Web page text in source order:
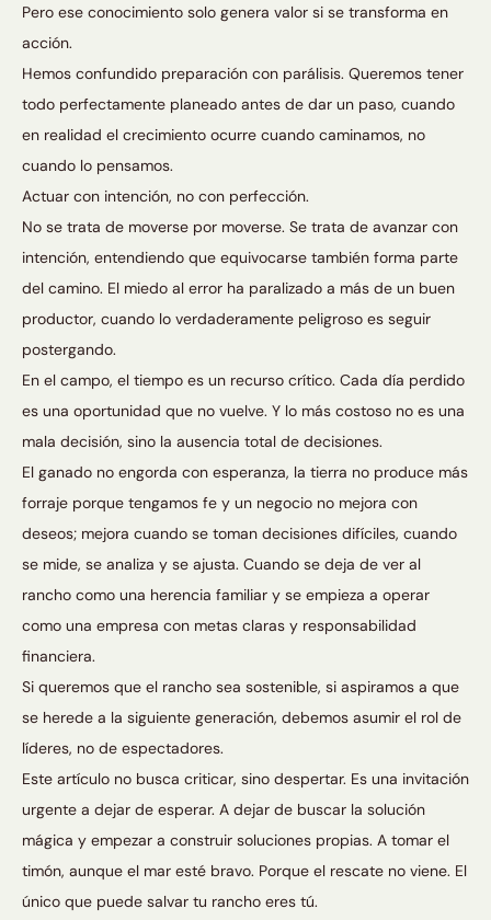
Pero ese conocimiento solo genera valor si se transforma en
acción.
Hemos confundido preparación con parálisis. Queremos tener
todo perfectamente planeado antes de dar un paso, cuando
en realidad el crecimiento ocurre cuando caminamos, no
cuando lo pensamos.
Actuar con intención, no con perfección.
No se trata de moverse por moverse. Se trata de avanzar con
intención, entendiendo que equivocarse también forma parte
del camino. El miedo al error ha paralizado a más de un buen
productor, cuando lo verdaderamente peligroso es seguir
postergando.
En el campo, el tiempo es un recurso crítico. Cada día perdido
es una oportunidad que no vuelve. Y lo más costoso no es una
mala decisión, sino la ausencia total de decisiones.
El ganado no engorda con esperanza, la tierra no produce más
forraje porque tengamos fe y un negocio no mejora con
deseos; mejora cuando se toman decisiones difíciles, cuando
se mide, se analiza y se ajusta. Cuando se deja de ver al
rancho como una herencia familiar y se empieza a operar
como una empresa con metas claras y responsabilidad
financiera.
Si queremos que el rancho sea sostenible, si aspiramos a que
se herede a la siguiente generación, debemos asumir el rol de
líderes, no de espectadores.
Este artículo no busca criticar, sino despertar. Es una invitación
urgente a dejar de esperar. A dejar de buscar la solución
mágica y empezar a construir soluciones propias. A tomar el
timón, aunque el mar esté bravo. Porque el rescate no viene. El
único que puede salvar tu rancho eres tú.